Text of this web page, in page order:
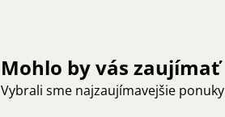
Mohlo by vás zaujímať
Vybrali sme najzaujímavejšie ponuky